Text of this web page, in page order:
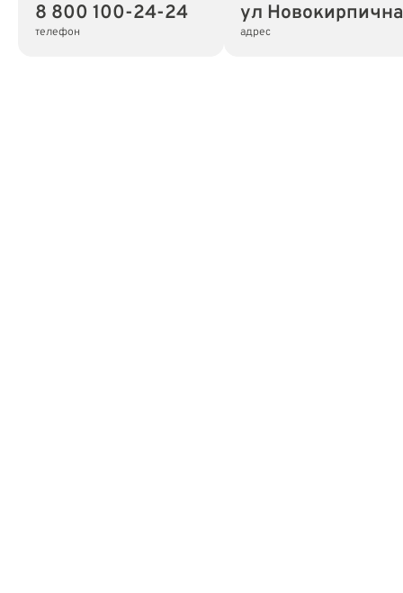
8 800 100-24-24
телефон
ул
адрес